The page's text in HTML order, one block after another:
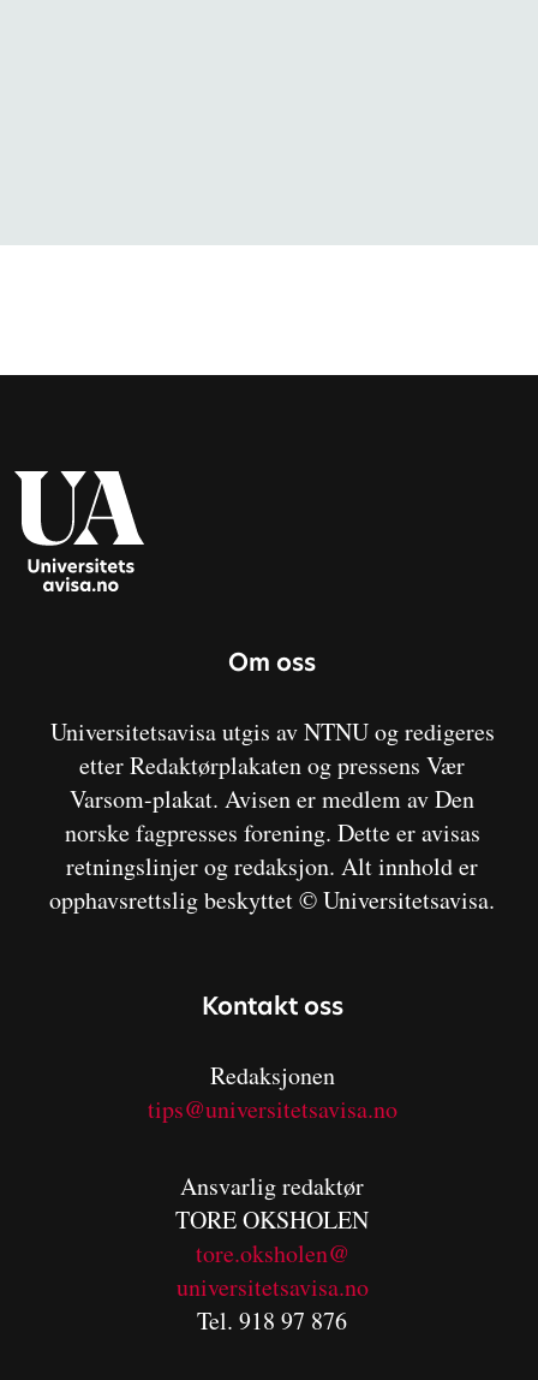
Om oss
Universitetsavisa utgis av NTNU og redigeres
etter Redaktørplakaten og pressens Vær
Varsom-plakat. Avisen er medlem av Den
norske fagpresses forening. Dette er avisas
retningslinjer og redaksjon. Alt innhold er
opphavsrettslig beskyttet © Universitetsavisa.
Kontakt oss
Redaksjonen
tips@universitetsavisa.no
Ansvarlig redaktør
TORE OKSHOLEN
tore.oksholen@
universitetsavisa.no
Tel. 918 97 876